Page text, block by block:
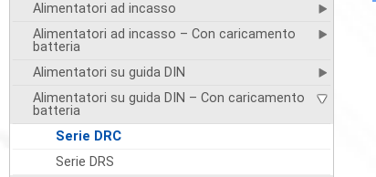
Alimentatori ad incasso
Alimentatori ad incasso – Con caricamento
batteria
Alimentatori su guida DIN
Alimentatori su guida DIN – Con caricamento
batteria
Serie DRC
Serie DRS